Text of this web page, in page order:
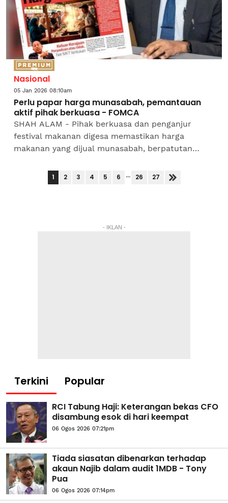
Nasional
05 Jan 2026 08:10am
Perlu papar harga munasabah, pemantauan
aktif pihak berkuasa - FOMCA
SHAH ALAM - Pihak berkuasa dan penganjur
festival makanan digesa memastikan harga
makanan yang dijual munasabah, berpatutan
kepentingan pengunjung.Ketua Pegawai...
1 2 3 4 5 6 ... 26 27
- IKLAN -
Terkini Popular
RCI Tabung Haji: Keterangan bekas CFO
disambung esok di hari keempat
06 Ogos 2026 07:21pm
Tiada siasatan dibenarkan terhadap
akaun Najib dalam audit 1MDB - Tony
Pua
06 Ogos 2026 07:14pm